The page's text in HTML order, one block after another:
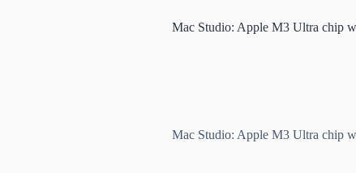
Mac Studio: Apple M3 Ultra chip
Mac Studio: Apple M3 Ultra chip